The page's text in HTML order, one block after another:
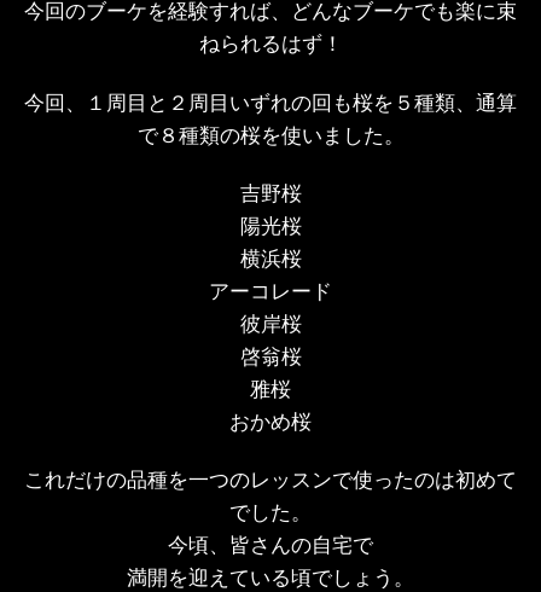
今回のブーケを経験すれば、どんなブーケでも楽に束
ねられるはず！
今回、１周目と２周目いずれの回も桜を５種類、通算
で８種類の桜を使いました。
吉野桜
陽光桜
横浜桜
アーコレード
彼岸桜
啓翁桜
雅桜
おかめ桜
これだけの品種を一つのレッスンで使ったのは初めて
でした。
今頃、皆さんの自宅で
満開を迎えている頃でしょう。